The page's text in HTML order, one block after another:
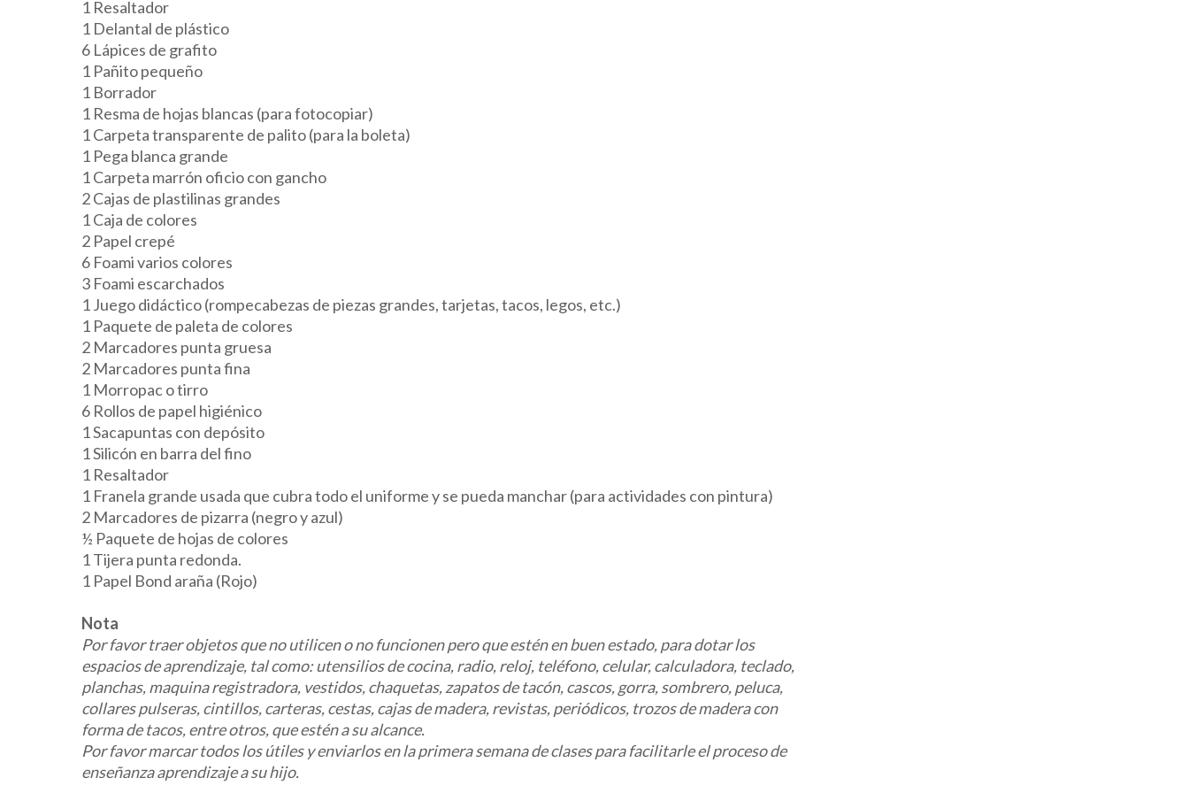
1 Resaltador
1 Delantal de plástico
6 Lápices de grafito
1 Pañito pequeño
1 Borrador
1 Resma de hojas blancas (para fotocopiar)
1 Carpeta transparente de palito (para la boleta)
1 Pega blanca grande
1 Carpeta marrón oficio con gancho
2 Cajas de plastilinas grandes
1 Caja de colores
2 Papel crepé
6 Foami varios colores
3 Foami escarchados
1 Juego didáctico (rompecabezas de piezas grandes, tarjetas, tacos, legos, etc.)
1 Paquete de paleta de colores
2 Marcadores punta gruesa
2 Marcadores punta fina
1 Morropac o tirro
6 Rollos de papel higiénico
1 Sacapuntas con depósito
1 Silicón en barra del fino
1 Resaltador
1 Franela grande usada que cubra todo el uniforme y se pueda manchar (para actividades con pintura)
2 Marcadores de pizarra (negro y azul)
½ Paquete de hojas de colores
1 Tijera punta redonda.
1 Papel Bond araña (Rojo)
Nota
Por favor traer objetos que no utilicen o no funcionen pero que estén en buen estado, para dotar los
espacios de aprendizaje, tal como: utensilios de cocina, radio, reloj, teléfono, celular, calculadora, teclado,
planchas, maquina registradora, vestidos, chaquetas, zapatos de tacón, cascos, gorra, sombrero, peluca,
collares pulseras, cintillos, carteras, cestas, cajas de madera, revistas, periódicos, trozos de madera con
forma de tacos, entre otros, que estén a su alcance.
Por favor marcar todos los útiles y enviarlos en la primera semana de clases para facilitarle el proceso de
enseñanza aprendizaje a su hijo.